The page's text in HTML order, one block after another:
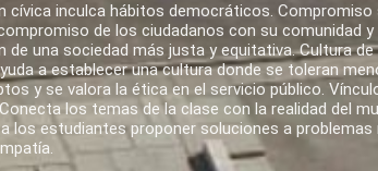
cívica inculca hábitos democráticos. Compromiso
de los ciudadanos con su comunidad y
de una sociedad más justa y equitativa. Cultura de
a establecer una cultura donde se toleran
y se valora la ética en el servicio público.
los temas de la clase con la realidad del
los estudiantes proponer soluciones a problemas